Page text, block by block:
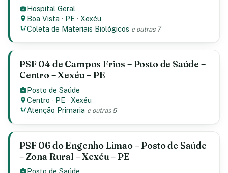
Hospital Geral
Boa Vista · PE · Xexéu
Coleta de Materiais Biológicos e outras 7
PSF 04 de Campos Frios – Posto de Saúde –
Centro – Xexéu – PE
Posto de Saúde
Centro · PE · Xexéu
Atenção Primaria e outras 5
PSF 06 do Engenho Limao – Posto de Saúde
– Zona Rural – Xexéu – PE
Posto de Saúde